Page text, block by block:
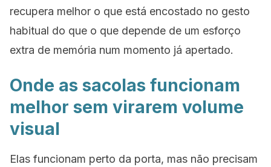
recupera melhor o que está encostado no gesto
habitual do que o que depende de um esforço
extra de memória num momento já apertado.
Onde as sacolas funcionam
melhor sem virarem volume
visual
Elas funcionam perto da porta, mas não precisam